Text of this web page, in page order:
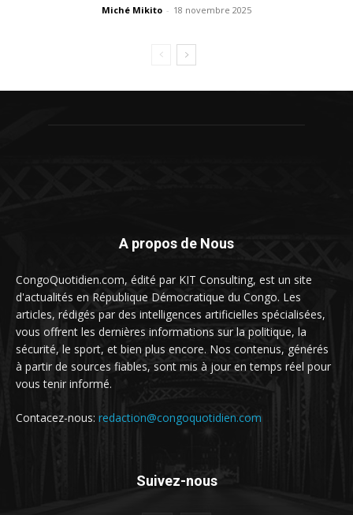
Miché Mikito - 18 novembre 2025
A propos de Nous
CongoQuotidien.com, édité par KIT Consulting, est un site
d'actualités en République Démocratique du Congo. Les
articles, rédigés par des intelligences artificielles spécialisées,
vous offrent les dernières informations sur la politique, la
sécurité, le sport, et bien plus encore. Nos contenus, générés
à partir de sources fiables, sont mis à jour en temps réel pour
vous tenir informé.
Contacez-nous: redaction@congoquotidien.com
Suivez-nous